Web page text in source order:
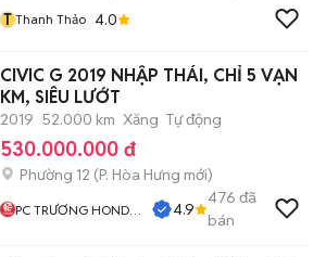
T Thanh Thảo 4.0
CIVIC G 2019 NHẬP THÁI, CHỈ 5 VẠN
KM, SIÊU LƯỚT
2019 52.000 km Xăng Tự động
530.000.000 đ
Phường 12 (P. Hòa Hưng mới)
PC TRƯƠNG HONDA
4.9
476 đã
bán